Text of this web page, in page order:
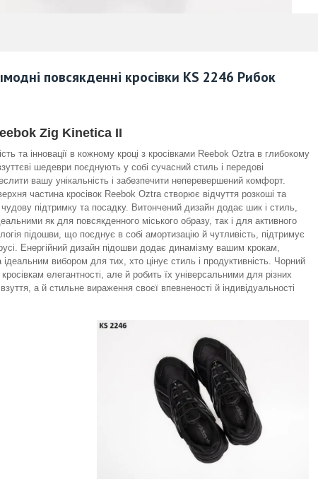
модні повсякденні кросівки KS 2246 Рибок
Zig Kinetica II
та інновації в кожному кроці з кросівками Reebok Oztra в глибокому
шедеври поєднують у собі сучасний стиль і передові
вашу унікальність і забезпечити неперевершений комфорт.
частина кросівок Reebok Oztra створює відчуття розкоші та
підтримку та посадку. Витончений дизайн додає шик і стиль,
як для повсякденного міського образу, так і для активного
підошви, що поєднує в собі амортизацію й чутливість, підтримує
Енергійний дизайн підошви додає динамізму вашим крокам,
вибором для тих, хто цінує стиль і продуктивність. Чорний
елегантності, але й робить їх універсальними для різних
а й стильне вираження своєї впевненості й індивідуальності